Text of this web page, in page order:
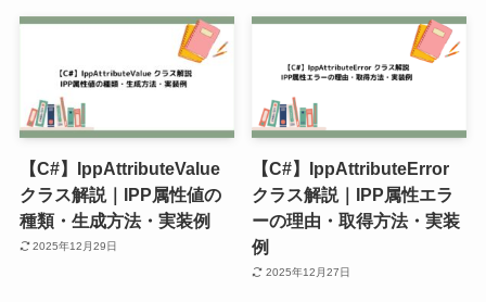
【C#】IppAttributeValue
クラス解説｜IPP属性値の
種類・生成方法・実装例
2025年12月29日
【C#】IppAttributeError
クラス解説｜IPP属性エラ
ーの理由・取得方法・実装
例
2025年12月27日